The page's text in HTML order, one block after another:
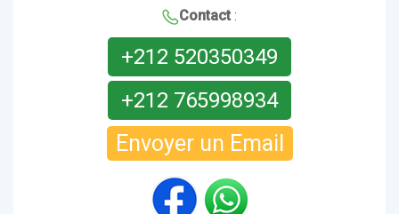
Contact :
+212 520350349
+212 765998934
Envoyer un Email